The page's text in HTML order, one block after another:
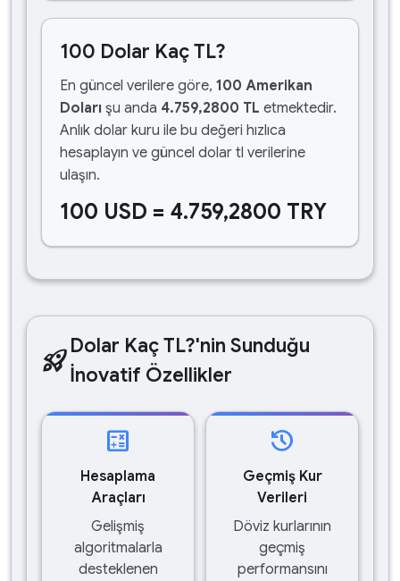
100 Dolar Kaç TL?
En güncel verilere göre, 100 Amerikan
Doları şu anda 4.759,2800 TL etmektedir.
Anlık dolar kuru ile bu değeri hızlıca
hesaplayın ve güncel dolar tl verilerine
ulaşın.
100 USD = 4.759,2800 TRY
rocket_launchDolar Kaç TL?'nin Sunduğu
İnovatif Özellikler
calculate
Hesaplama
Araçları
Gelişmiş
algoritmalarla
desteklenen
history
Geçmiş Kur
Verileri
Döviz kurlarının
geçmiş
performansını